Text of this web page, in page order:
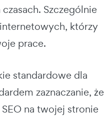
Szczególnie
którzy
prace.
standardowe dla
zaznaczanie, że
na twojej stronie